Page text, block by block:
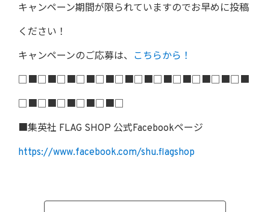
キャンペーン期間が限られていますのでお早めに投稿
ください！
キャンペーンのご応募は、 こちらから！
□■□■□■□■□■□■□■□■□■□■□■□■
□■□■□■□■□■□
■集英社 FLAG SHOP 公式Facebookページ
https://www.facebook.com/shu.flagshop